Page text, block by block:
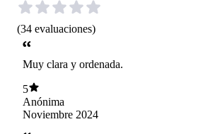
(34 evaluaciones)
Muy clara y ordenada.
5
Anónima
Noviembre 2024